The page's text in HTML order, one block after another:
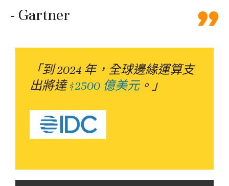
- Gartner
「到 2024 年，全球邊緣運算支
出將達$2500 億美元。」